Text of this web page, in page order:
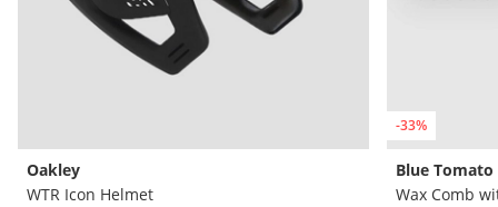
Oakley
WTR Icon Helmet
-33%
Blue Tomato
Wax Comb